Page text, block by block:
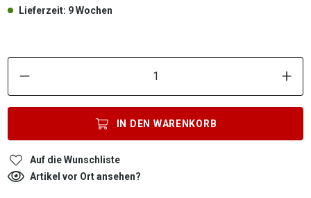
Lieferzeit: 9 Wochen
IN DEN WARENKORB
Auf die Wunschliste
Artikel vor Ort ansehen?